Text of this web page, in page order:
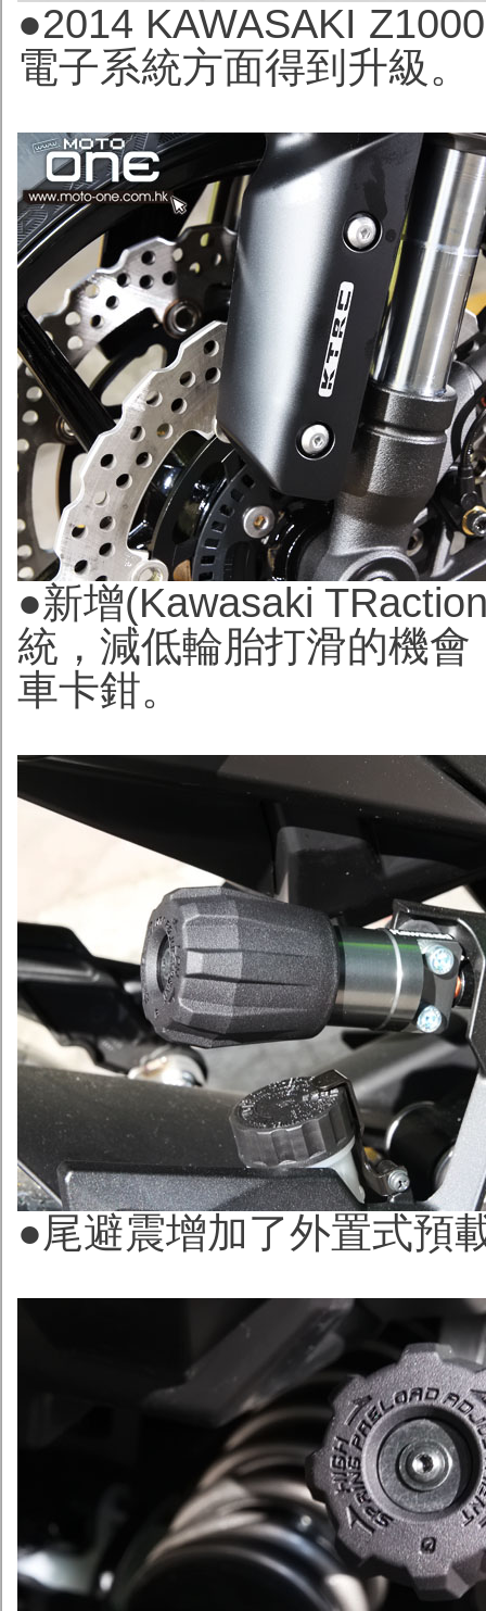
●2014 KAWASAKI
電子系統方面得到升級。
●新增(Kawasaki
統，減低輪胎打滑的機
車卡鉗。
●尾避震增加了外置式預